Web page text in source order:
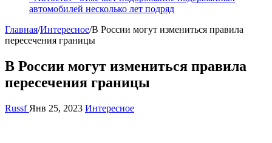
автомобилей несколько лет подряд
Главная/Интересное/В России могут измениться правила
пересечения границы
В России могут измениться правила
пересечения границы
Russf Янв 25, 2023 Интересное